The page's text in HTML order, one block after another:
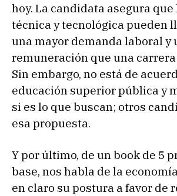
hoy. La candidata asegura
técnica y tecnológica pueden
una mayor demanda laboral y
remuneración que una
Sin embargo, no está de
educación superior pública y
si es lo que buscan; otros
esa propuesta.
Y por último, de un book de 5
base, nos habla de la
en claro su postura a favor de